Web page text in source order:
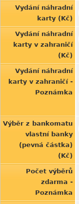
Vydání náhradní
karty (Kč)
Vydání náhradní
karty v zahraničí
(Kč)
Vydání náhradní
karty v zahraničí -
Poznámka
Výběr z bankomatu
vlastní banky
(pevná částka)
(Kč)
Počet výběrů
zdarma -
Poznámka